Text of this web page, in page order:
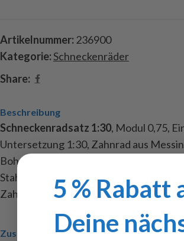
Artikelnummer: 236900
Kategorie:Schneckenräder
Share:
Beschreibung
Schneckenradsatz 1:30, Modul 0,75,
Untersetzung 1:30, Zahnrad aus
Bohrung von 5mm und einem Querloch
Stahl mit einer Bohrung von 4mm, Inhalt
Zahnrad mit einer Stiftschraube M3x3
Zusätzliche Informationen
5 % Rabatt
Deine